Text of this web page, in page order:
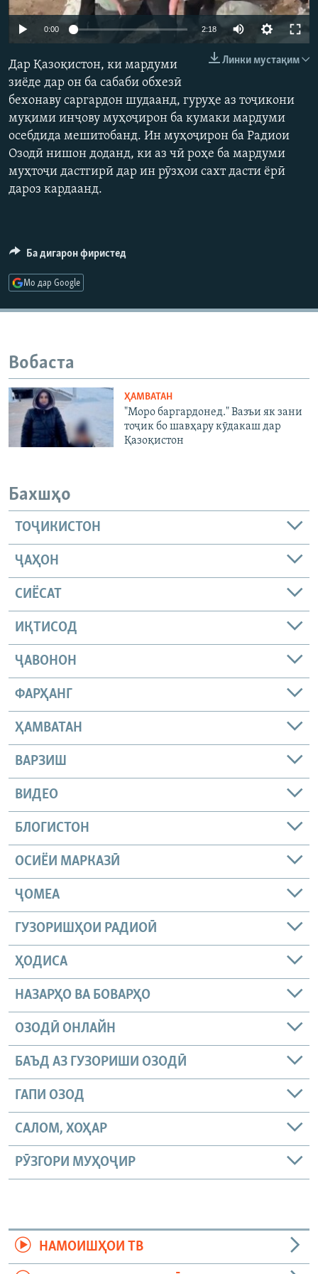
ГУЗОРИШҲОИ РАДИОӢ
Русский
ПАЙГИРӢ КУНЕД
Ҳамаи сомонаҳои RFE/RL
Auto 240p 360p
720p 1080p
0:00 2:18
480p
720p
1080p
Линки мустақим
Дар Қазоқистон, ки мардуми
зиёде дар он ба сабаби обхезӣ
бехонаву саргардон шудаанд, гуруҳе аз тоҷикони
муқими инҷову муҳоҷирон ба кумаки мардуми
осебдида мешитобанд. Ин муҳоҷирон ба Радиои
Озодӣ нишон доданд, ки аз чӣ роҳе ба мардуми
муҳтоҷи дастгирӣ дар ин рӯзҳои сахт дасти ёрӣ
дароз кардаанд.
Ба дигарон фиристед
Мо дар Google
Вобаста
ҲАМВАТАН
"Моро баргардонед." Вазъи як зани
тоҷик бо шавҳару кӯдакаш дар
Қазоқистон
Бахшҳо
ТОҶИКИСТОН
ҶАҲОН
СИЁСАТ
ИҚТИСОД
ҶАВОНОН
ФАРҲАНГ
ҲАМВАТАН
ВАРЗИШ
ВИДЕО
БЛОГИСТОН
ОСИЁИ МАРКАЗӢ
ҶОМEА
ГУЗОРИШҲОИ РАДИОӢ
ҲОДИСА
НАЗАРҲО ВА БОВАРҲО
ОЗОДӢ ОНЛАЙН
БАЪД АЗ ГУЗОРИШИ ОЗОДӢ
ГАПИ ОЗОД
САЛОМ, ХОҲАР
РӮЗГОРИ МУҲОҶИР
НАМОИШҲОИ ТВ